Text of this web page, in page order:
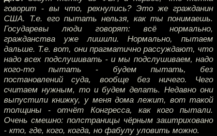
говорит - вы что, рехнулись? Это же гражданин
США. Т.е. его пытать нельзя, как ты понимаешь.
Государевы люди говорят: всё нормально,
гражданства уже лишили. Нормально, пытаем
дальше. Т.е. вот, они прагматично рассуждают, что
надо всех подслушивать - и мы подслушиваем, надо
кого-то пытать - будем пытать, без
постановлений суда, вообще без ничего. Чего
считаем нужным, то и будем делать. Недавно они
выпустили книжку, у меня дома лежит, вот такой
толщины - отчёт Конгресса, как кого пытали.
Очень смешно: полстраницы чёрным заштриховано
- кто, где, кого, когда, но фабулу уловить можно.